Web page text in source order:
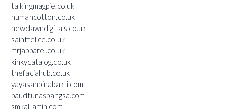
talkingmagpie.co.uk
humancotton.co.uk
newdawndigitals.co.uk
saintfelice.co.uk
mrjapparel.co.uk
kinkycatalog.co.uk
thefaciahub.co.uk
yayasanbinabakti.com
paudtunasbangsa.com
smkal-amin.com